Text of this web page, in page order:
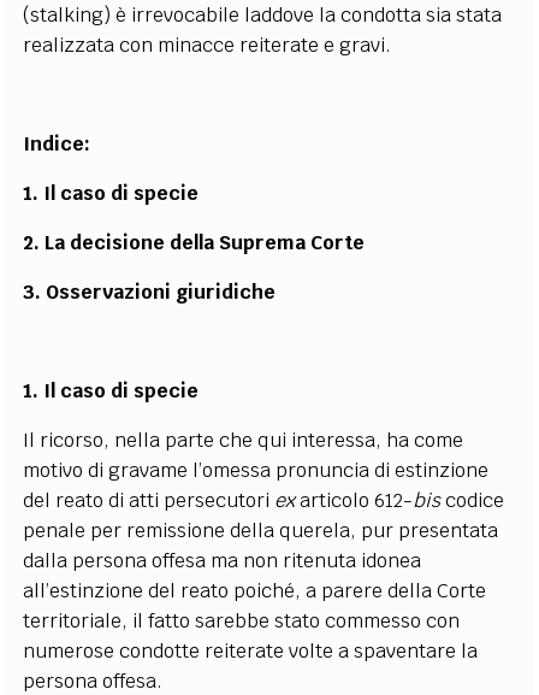
(stalking) è irrevocabile laddove la condotta sia stata
realizzata con minacce reiterate e gravi.
Indice:
1. Il caso di specie
2. La decisione della Suprema Corte
3. Osservazioni giuridiche
1. Il caso di specie
Il ricorso, nella parte che qui interessa, ha come
motivo di gravame l’omessa pronuncia di estinzione
del reato di atti persecutori exarticolo 612-biscodice
penale per remissione della querela, pur presentata
dalla persona offesa ma non ritenuta idonea
all’estinzione del reato poiché, a parere della Corte
territoriale, il fatto sarebbe stato commesso con
numerose condotte reiterate volte a spaventare la
persona offesa.